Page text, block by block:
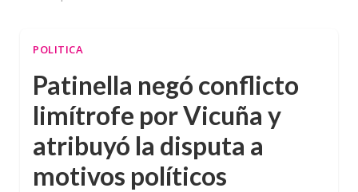
POLITICA
Patinella negó conflicto
limítrofe por Vicuña y
atribuyó la disputa a
motivos políticos